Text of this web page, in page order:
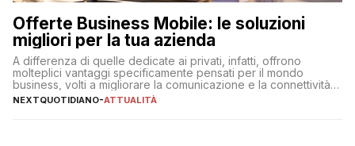
Offerte Business Mobile: le soluzioni
migliori per la tua azienda
A differenza di quelle dedicate ai privati, infatti, offrono
molteplici vantaggi specificamente pensati per il mondo
business, volti a migliorare la comunicazione e la connettività
degli utenti
NEXTQUOTIDIANO-ATTUALITÀ